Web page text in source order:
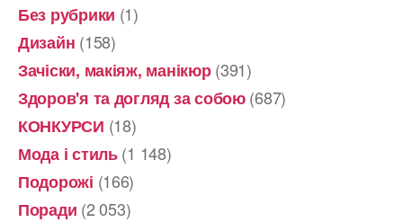
Без рубрики (1)
Дизайн (158)
Зачіски, макіяж, манікюр(391)
Здоров'я та догляд за собою(687)
КОНКУРСИ (18)
Мода і стиль(1 148)
Подорожі (166)
Поради (2 053)